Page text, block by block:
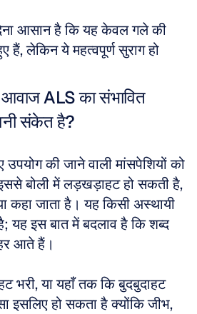
आसान है कि यह केवल गले की
लेकिन ये महत्वपूर्ण सुराग हो
आवाज ALS का संभावित
संकेत है?
की जाने वाली मांसपेशियों को
बोली में लड़खड़ाहट हो सकती है,
कहा जाता है। यह किसी अस्थायी
यह इस बात में बदलाव है कि शब्द
आते हैं।
भरी, या यहाँ तक कि बुदबुदाहट
इसलिए हो सकता है क्योंकि जीभ,